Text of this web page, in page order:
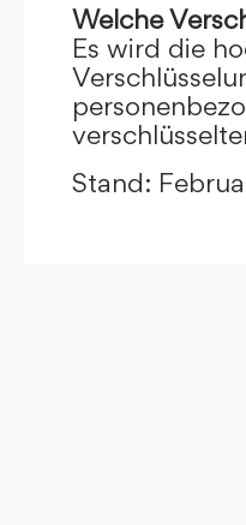
Welche
Es wird die
Stand: